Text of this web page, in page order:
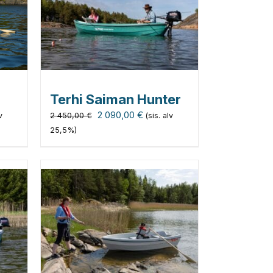
€.
Terhi Saiman Hunter
2 450,00€ Alkuperäinen
450,00 €.
2 090,00 € Nykyinen
090,00 €.
(sis. alv
25,5%)